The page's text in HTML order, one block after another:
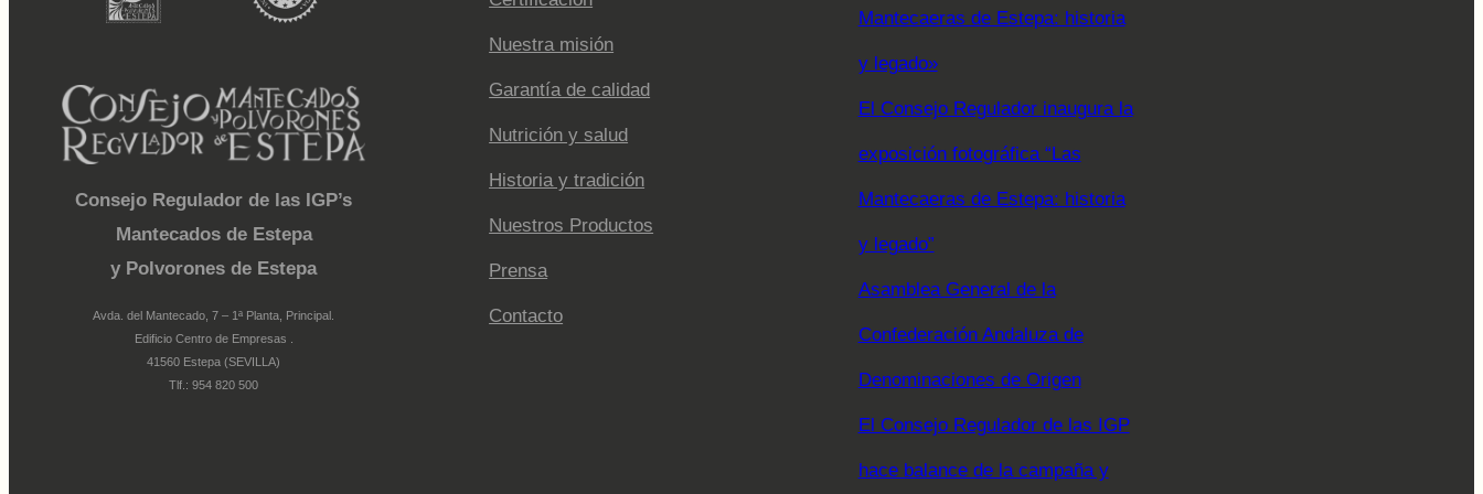
Consejo Regulador de las IGP’s
Mantecados de Estepa
y Polvorones de Estepa
Avda. del Mantecado, 7 – 1ª Planta, Principal.
Edificio Centro de Empresas .
41560 Estepa (SEVILLA)
Tlf.: 954 820 500
Nuestra misión
Garantía de calidad
Nutrición y salud
Historia y tradición
Nuestros Productos
Prensa
Contacto
Mantecaeras de Estepa: historia
y legado»
El Consejo Regulador inaugura la
exposición fotográfica “Las
Mantecaeras de Estepa: historia
y legado”
Asamblea General de la
Confederación Andaluza de
Denominaciones de Origen
El Consejo Regulador de las IGP
hace balance de la campaña y